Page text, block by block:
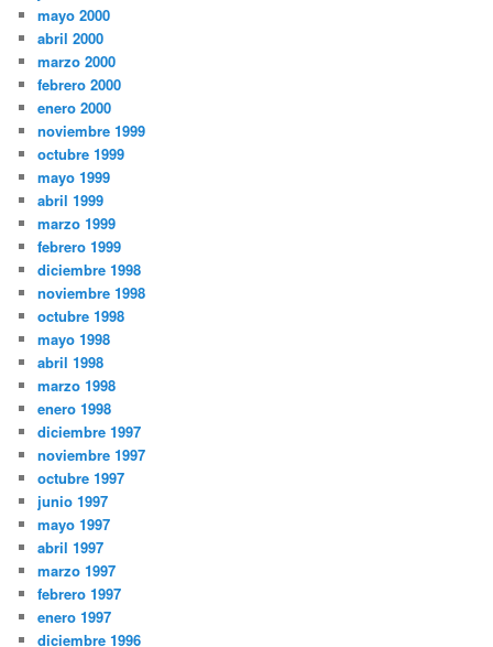
mayo 2000
abril 2000
marzo 2000
febrero 2000
enero 2000
noviembre 1999
octubre 1999
mayo 1999
abril 1999
marzo 1999
febrero 1999
diciembre 1998
noviembre 1998
octubre 1998
mayo 1998
abril 1998
marzo 1998
enero 1998
diciembre 1997
noviembre 1997
octubre 1997
junio 1997
mayo 1997
abril 1997
marzo 1997
febrero 1997
enero 1997
diciembre 1996